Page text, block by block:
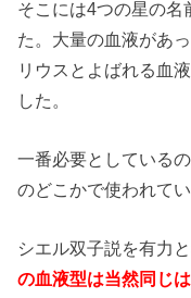
そこには4つの星の名
た。大量の血液があ
リウスとよばれる血
した。
一番必要としている
のどこかで使われてい
シエル双子説を有力
の血液型は当然同じ